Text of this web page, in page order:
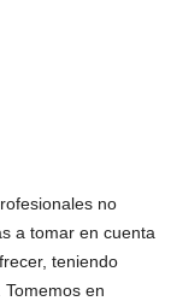
no
a tomar en cuenta
teniendo
en